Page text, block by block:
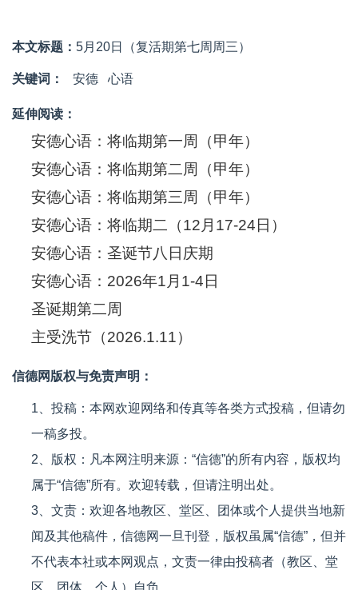
本文标题： 5月20日（复活期第七周周三）
关键词： 安德 心语
延伸阅读：
安德心语：将临期第一周（甲年）
安德心语：将临期第二周（甲年）
安德心语：将临期第三周（甲年）
安德心语：将临期二（12月17-24日）
安德心语：圣诞节八日庆期
安德心语：2026年1月1-4日
圣诞期第二周
主受洗节（2026.1.11）
信德网版权与免责声明：
1、投稿：本网欢迎网络和传真等各类方式投稿，但请勿
一稿多投。
2、版权：凡本网注明来源：“信德”的所有内容，版权均
属于“信德”所有。欢迎转载，但请注明出处。
3、文责：欢迎各地教区、堂区、团体或个人提供当地新
闻及其他稿件，信德网一旦刊登，版权虽属“信德”，但并
不代表本社或本网观点，文责一律由投稿者（教区、堂
区、团体、个人）自负。